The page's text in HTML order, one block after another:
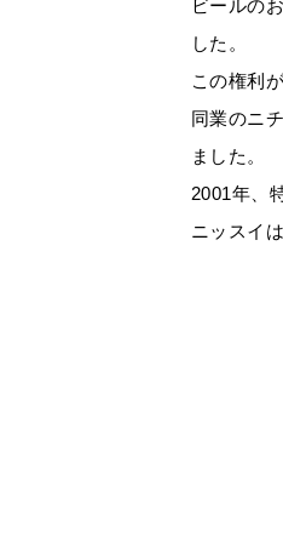
ビールの
した。
この権利
同業のニ
ました。
2001年、
ニッスイ